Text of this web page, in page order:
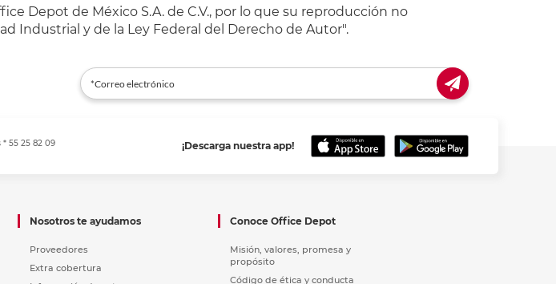
Depot de México S.A. de C.V., por lo que su reproducción no
Industrial y de la Ley Federal del Derecho de Autor".
¡Descarga nuestra app!
55 25 82 09
Nosotros te ayudamos
Proveedores
Extra cobertura
Conoce Office Depot
Misión, valores, promesa y
propósito
Código de ética y conducta